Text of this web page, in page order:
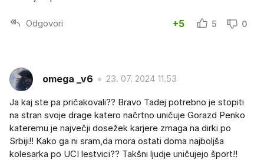
Odgovori +5 5 0
omega _v6 23. 07. 2024 11.53
Ja kaj ste pa pričakovali?? Bravo Tadej potrebno je stopiti
na stran svoje drage katero načrtno uničuje Gorazd Penko
kateremu je največji dosežek karjere zmaga na dirki po
Srbiji!! Kako ga ni sram,da mora ostati doma najboljša
kolesarka po UCI lestvici?? Takšni ljudje uničujejo šport!!